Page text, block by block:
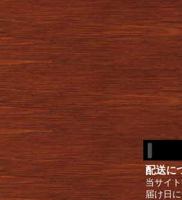
配送に
当サイ
届け日